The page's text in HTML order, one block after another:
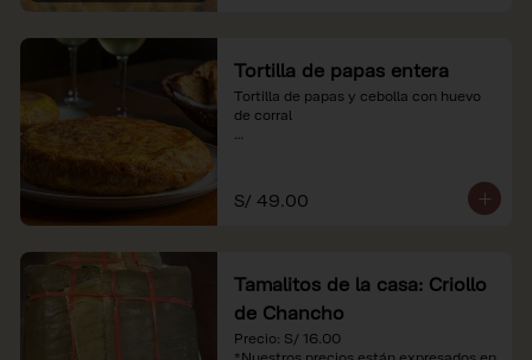
Tortilla de papas entera
Tortilla de papas y cebolla con huevo
de corral
S/ 49.00
Tamalitos de la casa: Criollo
de Chancho
Precio: S/ 16.00